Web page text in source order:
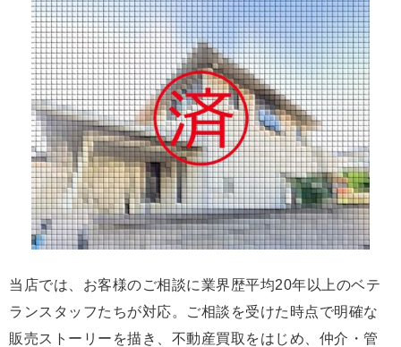
当店では、お客様のご相談に業界歴平均20年以上のベテ
ランスタッフたちが対応。ご相談を受けた時点で明確な
販売ストーリーを描き、不動産買取をはじめ、仲介・管